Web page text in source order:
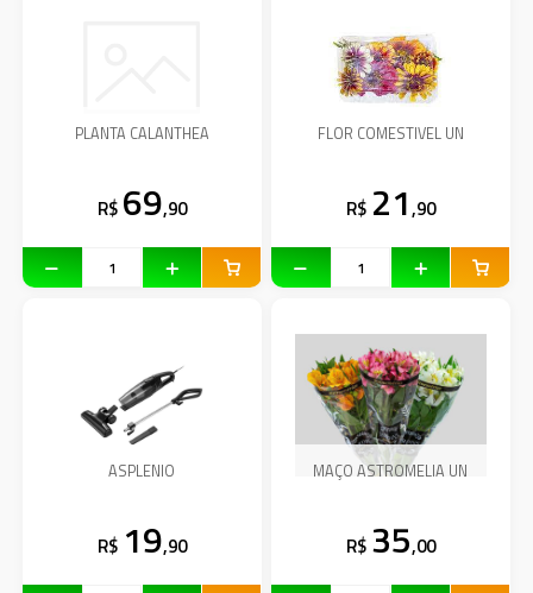
PLANTA CALANTHEA
R$ 69,90
FLOR COMESTIVEL UN
R$ 21,90
ASPLENIO
R$ 19,90
MAÇO ASTROMELIA UN
R$ 35,00